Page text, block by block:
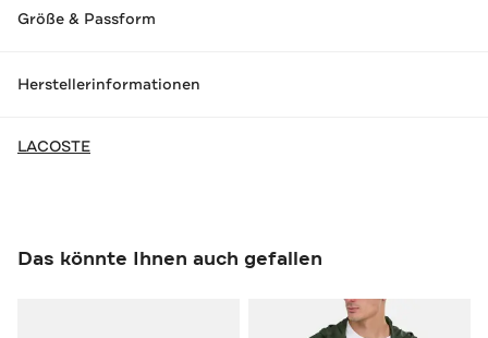
Größe & Passform
Herstellerinformationen
LACOSTE
Das könnte Ihnen auch gefallen